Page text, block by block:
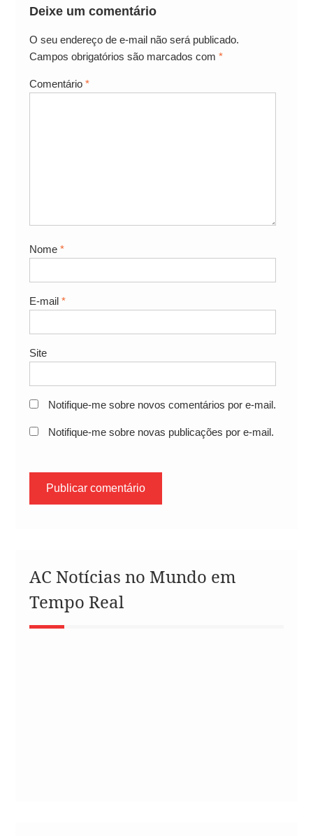
Deixe um comentário
O seu endereço de e-mail não será publicado.
Campos obrigatórios são marcados com *
Comentário *
Nome *
E-mail *
Site
Notifique-me sobre novos comentários por e-mail.
Notifique-me sobre novas publicações por e-mail.
AC Notícias no Mundo em
Tempo Real